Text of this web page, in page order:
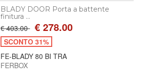
BLADY DOOR Porta a battente
finitura ...
€ 403.00 € 278.00
SCONTO 31%
FE-BLADY 80 BI TRA
FERBOX